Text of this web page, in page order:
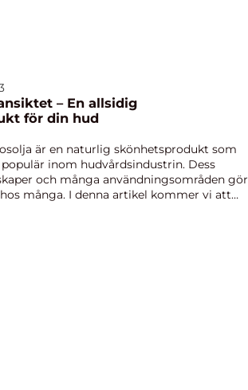
– En allsidig
för din hud
är en naturlig skönhetsprodukt som
inom hudvårdsindustrin. Dess
och många användningsområden gör
många. I denna artikel kommer vi att